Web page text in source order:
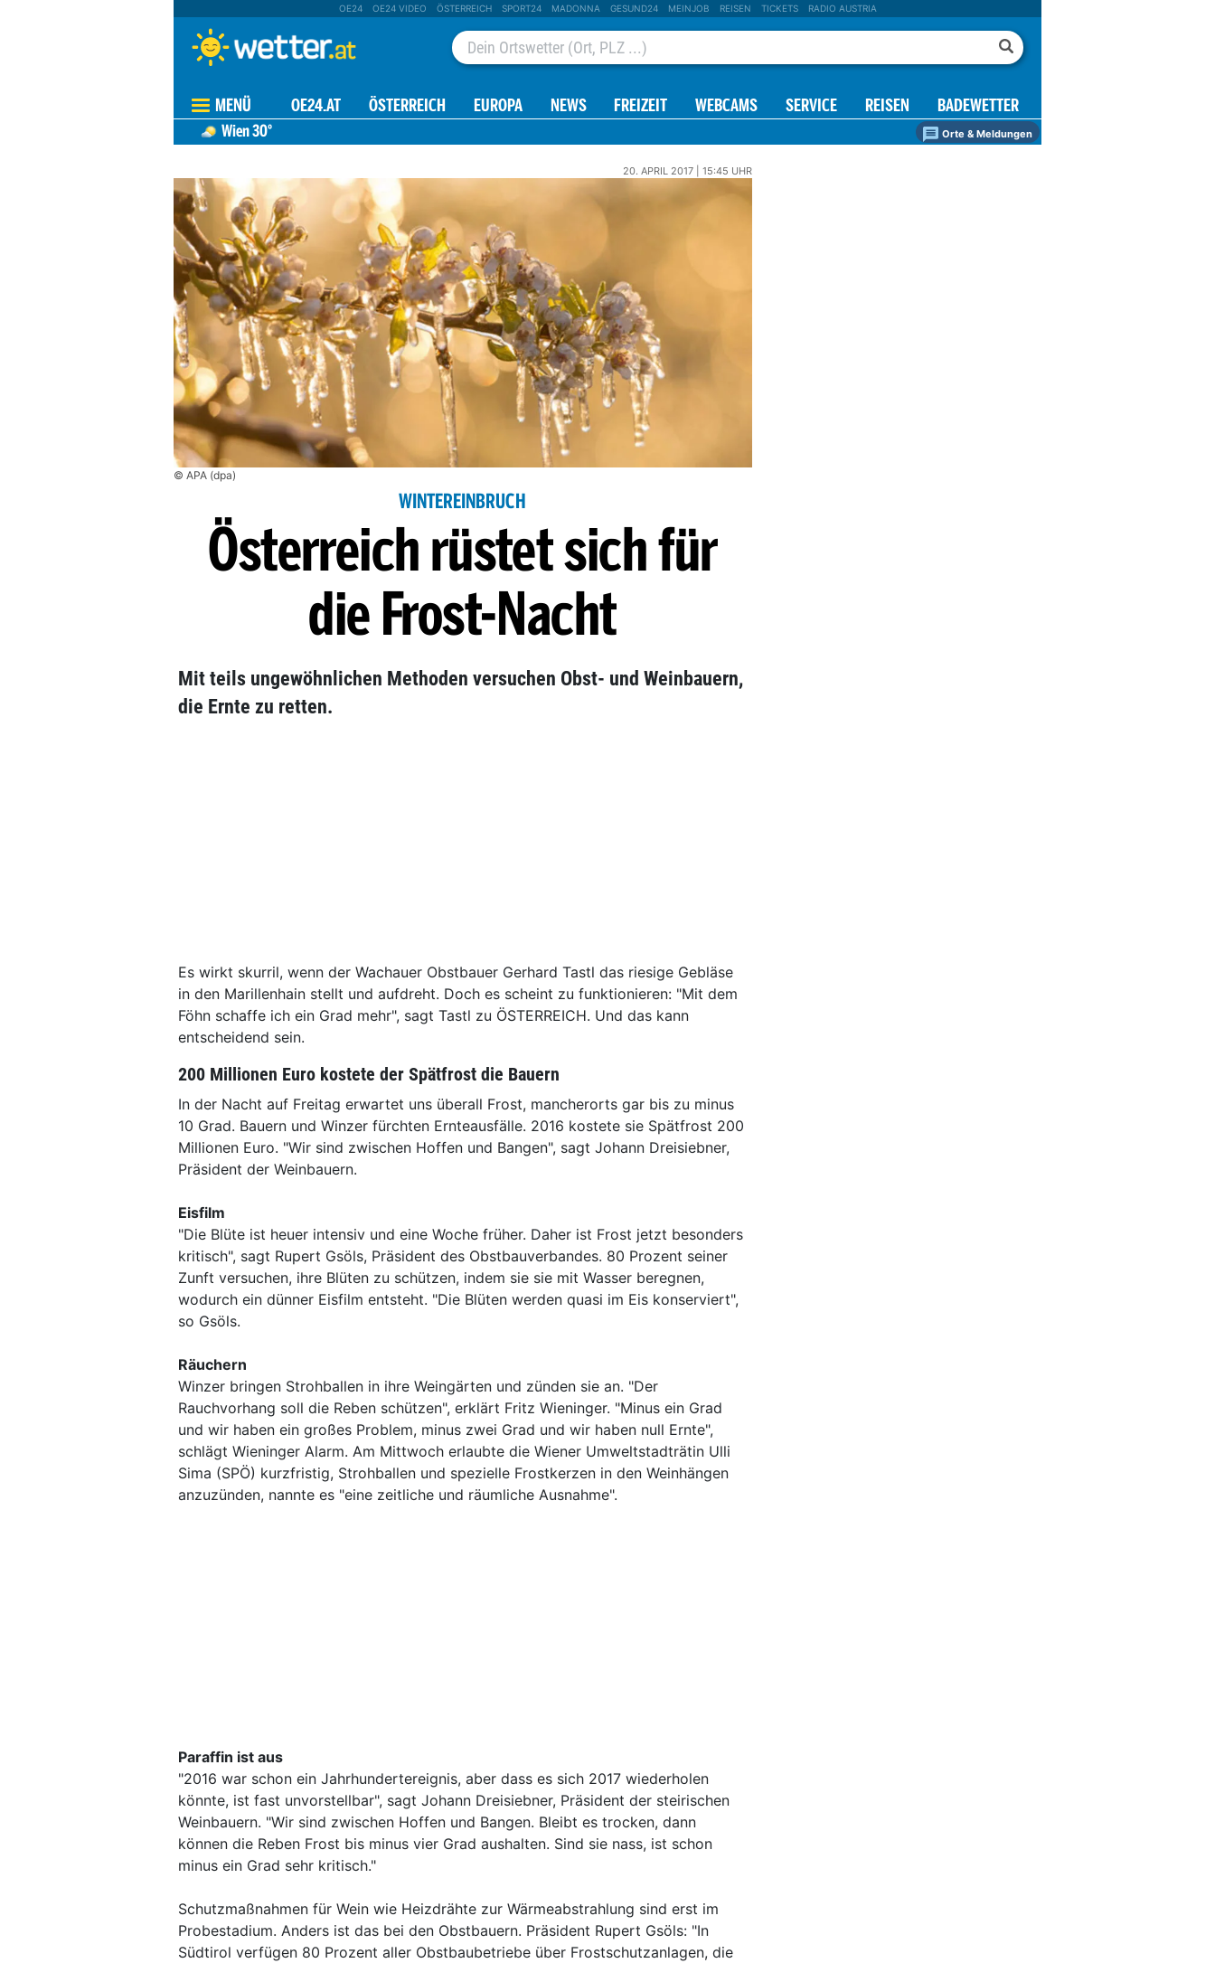
OE24 OE24 VIDEO ÖSTERREICH SPORT24 MADONNA GESUND24 MEINJOB REISEN TICKETS RADIO AUSTRIA
MENÜ OE24.AT ÖSTERREICH EUROPA NEWS FREIZEIT WEBCAMS SERVICE REISEN BADEWETTER
Wien30° Orte & Meldungen
20. APRIL 2017 | 15:45 UHR
© APA (dpa)
WINTEREINBRUCH
Österreich rüstet sich für
die Frost-Nacht
Mit teils ungewöhnlichen Methoden versuchen Obst- und Weinbauern,
die Ernte zu retten.
Es wirkt skurril, wenn der Wachauer Obstbauer Gerhard Tastl das riesige Gebläse
in den Marillenhain stellt und aufdreht. Doch es scheint zu funktionieren: "Mit dem
Föhn schaffe ich ein Grad mehr", sagt Tastl zu ÖSTERREICH. Und das kann
entscheidend sein.
200 Millionen Euro kostete der Spätfrost die Bauern
In der Nacht auf Freitag erwartet uns überall Frost, mancherorts gar bis zu minus
10 Grad. Bauern und Winzer fürchten Ernteausfälle. 2016 kostete sie Spätfrost 200
Millionen Euro. "Wir sind zwischen Hoffen und Bangen", sagt Johann Dreisiebner,
Präsident der Weinbauern.
Eisfilm
"Die Blüte ist heuer intensiv und eine Woche früher. Daher ist Frost jetzt besonders
kritisch", sagt Rupert Gsöls, Präsident des Obstbauverbandes. 80 Prozent seiner
Zunft versuchen, ihre Blüten zu schützen, indem sie sie mit Wasser beregnen,
wodurch ein dünner Eisfilm entsteht. "Die Blüten werden quasi im Eis konserviert",
so Gsöls.
Räuchern
Winzer bringen Strohballen in ihre Weingärten und zünden sie an. "Der
Rauchvorhang soll die Reben schützen", erklärt Fritz Wieninger. "Minus ein Grad
und wir haben ein großes Problem, minus zwei Grad und wir haben null Ernte",
schlägt Wieninger Alarm. Am Mittwoch erlaubte die Wiener Umweltstadträtin Ulli
Sima (SPÖ) kurzfristig, Strohballen und spezielle Frostkerzen in den Weinhängen
anzuzünden, nannte es "eine zeitliche und räumliche Ausnahme".
Paraffin ist aus
"2016 war schon ein Jahrhundertereignis, aber dass es sich 2017 wiederholen
könnte, ist fast unvorstellbar", sagt Johann Dreisiebner, Präsident der steirischen
Weinbauern. "Wir sind zwischen Hoffen und Bangen. Bleibt es trocken, dann
können die Reben Frost bis minus vier Grad aushalten. Sind sie nass, ist schon
minus ein Grad sehr kritisch."
Schutzmaßnahmen für Wein wie Heizdrähte zur Wärmeabstrahlung sind erst im
Probestadium. Anders ist das bei den Obstbauern. Präsident Rupert Gsöls: "In
Südtirol verfügen 80 Prozent aller Obstbaubetriebe über Frostschutzanlagen, die